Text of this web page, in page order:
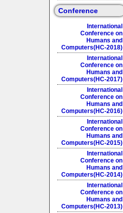
Conference
International
Conference on
Humans and
Computers(HC-2018)
International
Conference on
Humans and
Computers(HC-2017)
International
Conference on
Humans and
Computers(HC-2016)
International
Conference on
Humans and
Computers(HC-2015)
International
Conference on
Humans and
Computers(HC-2014)
International
Conference on
Humans and
Computers(HC-2013)